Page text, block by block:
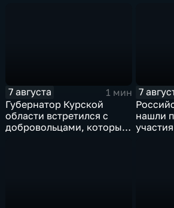
7 августа
1 мин
Губернатор Курской
области встретился с
добровольцами, которые
7
нашли